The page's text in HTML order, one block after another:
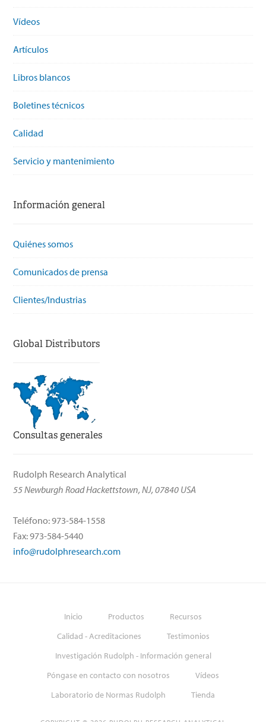
Vídeos
Artículos
Libros blancos
Boletines técnicos
Calidad
Servicio y mantenimiento
Información general
Quiénes somos
Comunicados de prensa
Clientes/Industrias
Global Distributors
Consultas generales
Rudolph Research Analytical
55 Newburgh Road Hackettstown, NJ, 07840 USA
Teléfono: 973-584-1558
Fax: 973-584-5440
info@rudolphresearch.com
Inicio Productos
Recursos
Calidad - Acreditaciones
Testimonios
Investigación Rudolph - Información general
Póngase en contacto con nosotros
Vídeos
Laboratorio de Normas Rudolph
Tienda